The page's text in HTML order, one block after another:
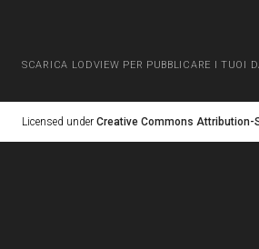
SCARICA LODVIEW PER PUBBLICARE I TUOI
Licensed under Creative Commons Attribution-